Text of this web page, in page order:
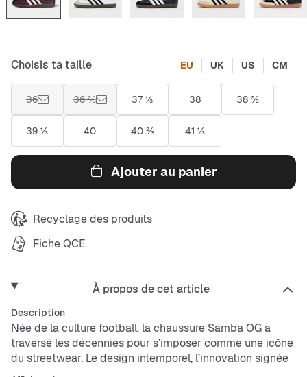
Choisis ta taille EU UK US CM
36 36 ⅔ 37 ⅓ 38 38 ⅔
39 ⅓ 40 40 ⅔ 41 ⅓
Ajouter au panier
Recyclage des produits
Fiche QCE
À propos de cet article
Description
Née de la culture football, la chaussure Samba OG a
traversé les décennies pour s’imposer comme une icône
du streetwear. Le design intemporel, l’innovation signée
adidas
et les finitions originales et stylées font de